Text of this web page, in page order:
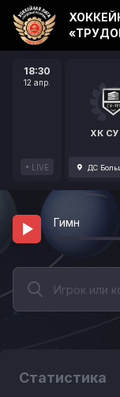
18:30
12 апр.
LIVE
ХК
ДС
Гимн
Статистика